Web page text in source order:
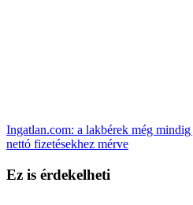
Ingatlan.com: a lakbérek még
nettó fizetésekhez mérve
Ez is érdekelheti